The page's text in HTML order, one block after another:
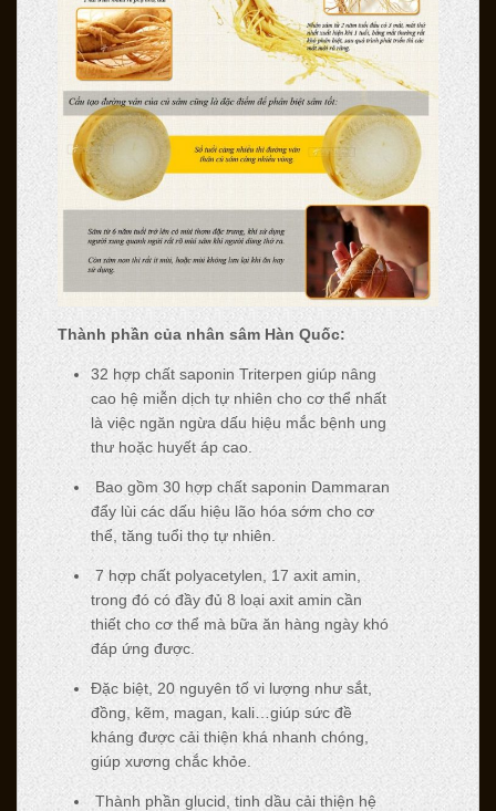
Thành phần của nhân sâm Hàn Quốc:
32 hợp chất saponin Triterpen giúp nâng
cao hệ miễn dịch tự nhiên cho cơ thể nhất
là việc ngăn ngừa dấu hiệu mắc bệnh ung
thư hoặc huyết áp cao.
Bao gồm 30 hợp chất saponin Dammaran
đẩy lùi các dấu hiệu lão hóa sớm cho cơ
thể, tăng tuổi thọ tự nhiên.
7 hợp chất polyacetylen, 17 axit amin,
trong đó có đầy đủ 8 loại axit amin cần
thiết cho cơ thể mà bữa ăn hàng ngày khó
đáp ứng được.
Đặc biệt, 20 nguyên tố vi lượng như sắt,
đồng, kẽm, magan, kali…giúp sức đề
kháng được cải thiện khá nhanh chóng,
giúp xương chắc khỏe.
Thành phần glucid, tinh dầu cải thiện hệ